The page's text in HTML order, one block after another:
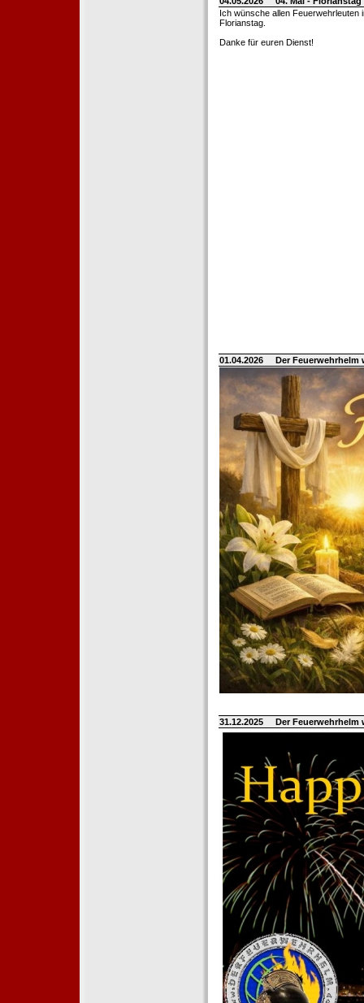
Ich wünsche allen Feuerwehrleuten
Florianstag.
Danke für euren Dienst!
01.04.2026 Der
31.12.2025 Der